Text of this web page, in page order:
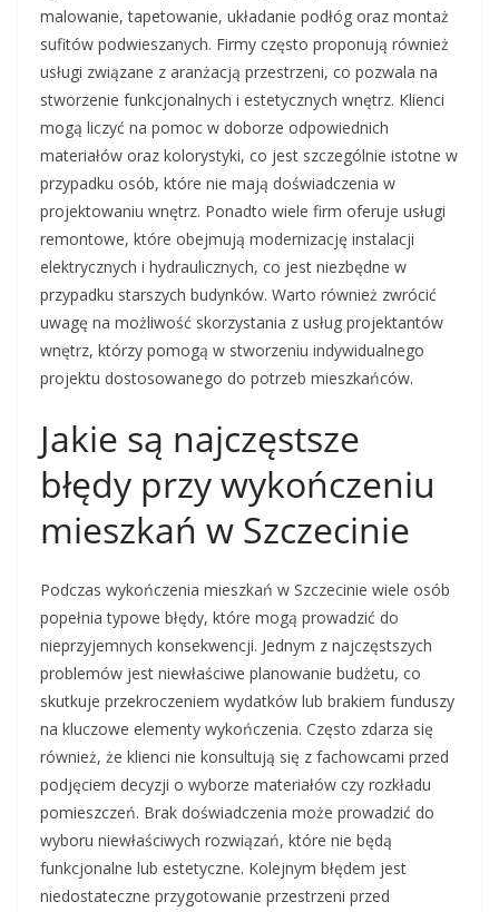
malowanie, tapetowanie, układanie podłóg oraz montaż
sufitów podwieszanych. Firmy często proponują również
usługi związane z aranżacją przestrzeni, co pozwala na
stworzenie funkcjonalnych i estetycznych wnętrz. Klienci
mogą liczyć na pomoc w doborze odpowiednich
materiałów oraz kolorystyki, co jest szczególnie istotne w
przypadku osób, które nie mają doświadczenia w
projektowaniu wnętrz. Ponadto wiele firm oferuje usługi
remontowe, które obejmują modernizację instalacji
elektrycznych i hydraulicznych, co jest niezbędne w
przypadku starszych budynków. Warto również zwrócić
uwagę na możliwość skorzystania z usług projektantów
wnętrz, którzy pomogą w stworzeniu indywidualnego
projektu dostosowanego do potrzeb mieszkańców.
Jakie są najczęstsze
błędy przy wykończeniu
mieszkań w Szczecinie
Podczas wykończenia mieszkań w Szczecinie wiele osób
popełnia typowe błędy, które mogą prowadzić do
nieprzyjemnych konsekwencji. Jednym z najczęstszych
problemów jest niewłaściwe planowanie budżetu, co
skutkuje przekroczeniem wydatków lub brakiem funduszy
na kluczowe elementy wykończenia. Często zdarza się
również, że klienci nie konsultują się z fachowcami przed
podjęciem decyzji o wyborze materiałów czy rozkładu
pomieszczeń. Brak doświadczenia może prowadzić do
wyboru niewłaściwych rozwiązań, które nie będą
funkcjonalne lub estetyczne. Kolejnym błędem jest
niedostateczne przygotowanie przestrzeni przed